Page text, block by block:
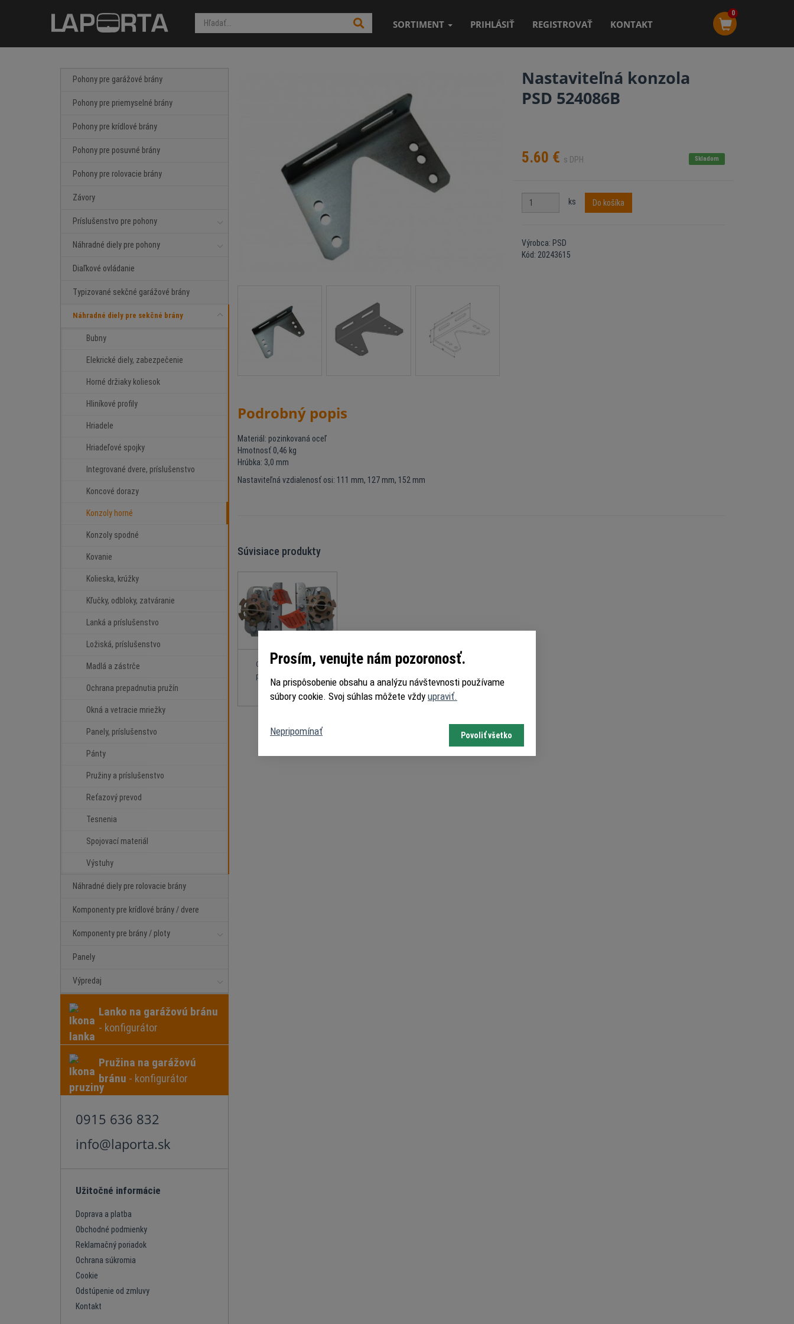
SORTIMENT PRIHLÁSIŤ REGISTROVAŤ KONTAKT
0
Pohony pre garážové brány
Pohony pre priemyselné brány
Pohony pre krídlové brány
Pohony pre posuvné brány
Pohony pre rolovacie brány
Závory
Príslušenstvo pre pohony
Náhradné diely pre pohony
Diaľkové ovládanie
Typizované sekčné garážové brány
Náhradné diely pre sekčné brány
Bubny
Elekrické diely, zabezpečenie
Horné držiaky koliesok
Hliníkové profily
Hriadele
Hriadeľové spojky
Integrované dvere, príslušenstvo
Koncové dorazy
Konzoly horné
Konzoly spodné
Kovanie
Kolieska, krúžky
Kľučky, odbloky, zatváranie
Lanká a príslušenstvo
Ložiská, príslušenstvo
Madlá a zástrče
Ochrana prepadnutia pružín
Okná a vetracie mriežky
Panely, príslušenstvo
Pánty
Pružiny a príslušenstvo
Reťazový prevod
Tesnenia
Spojovací materiál
Výstuhy
Náhradné diely pre rolovacie brány
Komponenty pre krídlové brány / dvere
Komponenty pre brány / ploty
Panely
Výpredaj
Lanko na garážovú bránu
- konfigurátor
Pružina na garážovú
bránu - konfigurátor
0915 636 832
info@laporta.sk
Užitočné informácie
Doprava a platba
Obchodné podmienky
Reklamačný poriadok
Ochrana súkromia
Cookie
Odstúpenie od zmluvy
Kontakt
Nastaviteľná konzola
PSD 524086B
5.60 € s DPH Skladom
ks Do košíka
Výrobca: PSD
Kód: 20243615
Podrobný popis
Materiál: pozinkovaná oceľ
Hmotnosť 0,46 kg
Hrúbka: 3,0 mm
Nastaviteľná vzdialenosť osi: 111 mm, 127 mm, 152 mm
Súvisiace produkty
Ochrana prepadnutia
pružiny PSD 524086N
Prosím, venujte nám pozoronosť.
Na prispôsobenie obsahu a analýzu návštevnosti používame
súbory cookie. Svoj súhlas môžete vždy upraviť.
Nepripomínať Povoliť všetko